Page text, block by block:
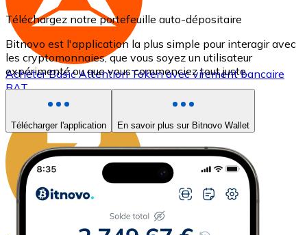
AcheterBasic Attention Tokenavec virement bancaire
BAT
Téléchargez notre portefeuille auto-dépositaire
Bitnovo est l'application la plus simple pour interagir avec
les cryptomonnaies, que vous soyez un utilisateur
expérimenté ou que vous commenciez tout juste.
Télécharger l'application En savoir plus sur Bitnovo Wallet